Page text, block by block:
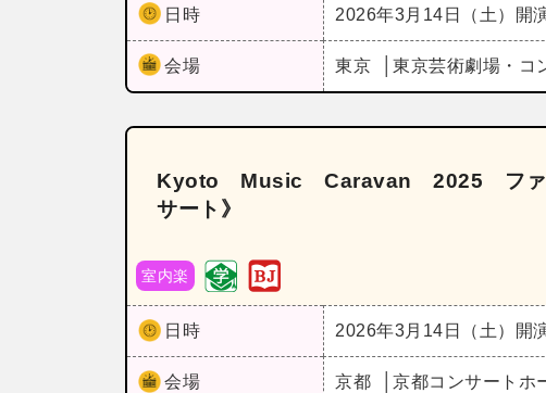
日時 2026年3月14日（土） 開
会場 東京 東京芸術劇場・コ
Kyoto Music Caravan 2025 ファイ
サート》
室内楽
日時 2026年3月14日（土） 開
会場 京都 京都コンサートホ